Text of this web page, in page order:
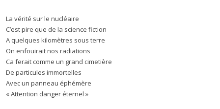
La vérité sur le nucléaire
C’est pire que de la science fiction
A quelques kilomètres sous terre
On enfouirait nos radiations
Ca ferait comme un grand cimetière
De particules immortelles
Avec un panneau éphémère
« Attention danger éternel »